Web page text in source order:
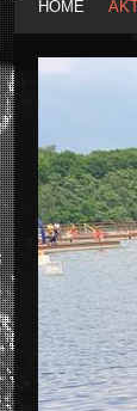
HOME